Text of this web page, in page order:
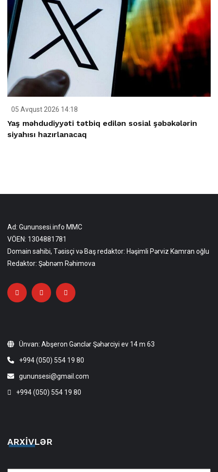
05 Avqust 2026 14:18
Yaş məhdudiyyəti tətbiq edilən sosial şəbəkələrin
siyahısı hazırlanacaq
Ad: Gununsesi.info MMC
VÖEN: 1304881781
Domain sahibi, Təsisçi və Baş redaktor: Həşimli Pərviz Kamran oğlu
Redaktor: Şəbnəm Rəhimova
Ünvan: Abşeron Gənclər Şəhərciyi ev 14 m 63
+994 (050) 554 19 80
gununsesi@gmail.com
+994 (050) 554 19 80
ARXIVLƏR
Arxivlər